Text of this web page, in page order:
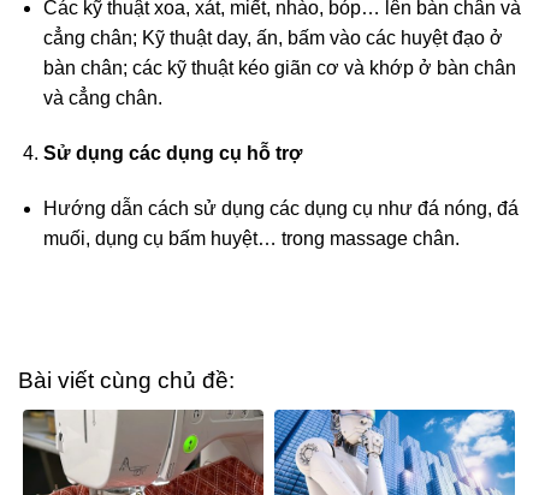
Các kỹ thuật xoa, xát, miết, nhào, bóp… lên bàn chân và
cẳng chân; Kỹ thuật day, ấn, bấm vào các huyệt đạo ở
bàn chân; các kỹ thuật kéo giãn cơ và khớp ở bàn chân
và cẳng chân.
Sử dụng các dụng cụ hỗ trợ
Hướng dẫn cách sử dụng các dụng cụ như đá nóng, đá
muối, dụng cụ bấm huyệt… trong massage chân.
Bài viết cùng chủ đề: